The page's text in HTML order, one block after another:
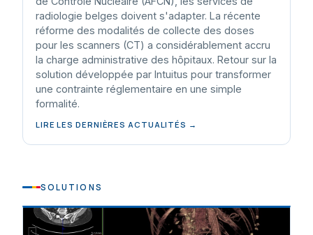
radiologie belges doivent s'adapter. La récente
réforme des modalités de collecte des doses
pour les scanners (CT) a considérablement accru
la charge administrative des hôpitaux. Retour sur la
solution développée par Intuitus pour transformer
une contrainte réglementaire en une simple
formalité.
LIRE LES DERNIÈRES ACTUALITÉS →
SOLUTIONS